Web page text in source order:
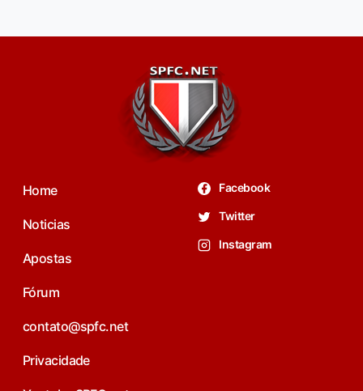
Home
Noticias
Apostas
Fórum
contato@spfc.net
Privacidade
Facebook
Twitter
Instagram